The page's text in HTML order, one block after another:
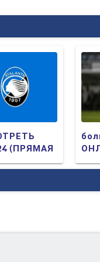
(ПРЯМАЯ